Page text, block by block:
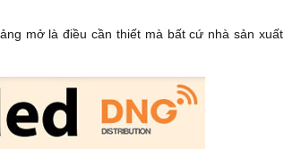
mở là điều cần thiết mà bất cứ nhà sản xuất